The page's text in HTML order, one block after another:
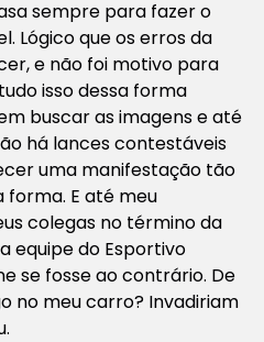
sempre para fazer o
Lógico que os erros da
e não foi motivo para
isso dessa forma
buscar as imagens e até
há lances contestáveis
uma manifestação tão
forma. E até meu
colegas no término da
equipe do Esportivo
se fosse ao contrário. De
no meu carro? Invadiriam